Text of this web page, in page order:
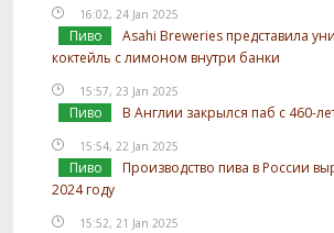
16:02, 24 Jan 2025
Пиво
Asahi Breweries представила
коктейль с лимоном внутри банки
15:57, 23 Jan 2025
Пиво В Англии закрылся паб с 460-
15:54, 22 Jan 2025
Пиво
Производство пива в России
2024 году
15:52, 21 Jan 2025